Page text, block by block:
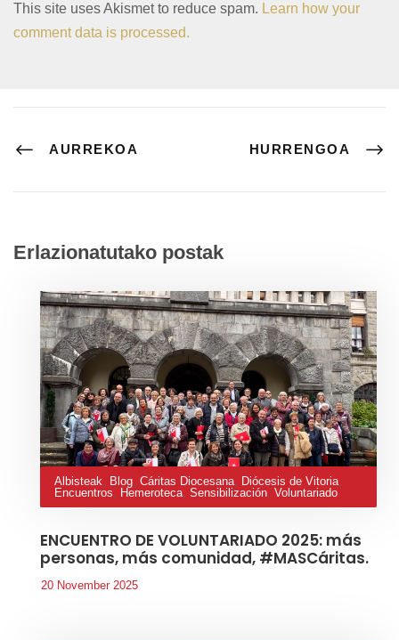
This site uses Akismet to reduce spam. Learn how your
comment data is processed.
AURREKOA HURRENGOA
Erlazionatutako postak
Albisteak Blog Cáritas Diocesana Diócesis de Vitoria
Encuentros
Hemeroteca Sensibilización Voluntariado
ENCUENTRO DE VOLUNTARIADO 2025: más
personas, más comunidad, #MASCáritas.
20 November 2025